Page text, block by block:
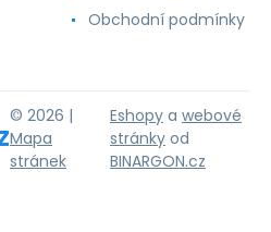
Obchodní podmínky
© 2026 |
Mapa
stránek
Eshopy a webové
stránky od
BINARGON.cz